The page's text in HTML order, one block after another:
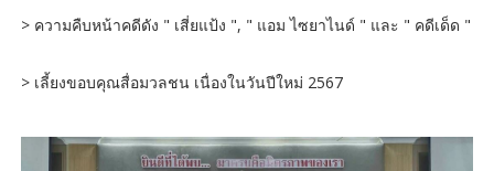
> ความคืบหน้าคดีดัง " เสี่ยแป้ง ", " แอม ไซยาไนด์ " และ " คดีเด็ด "
> เลี้ยงขอบคุณสื่อมวลชน เนื่องในวันปีใหม่ 2567